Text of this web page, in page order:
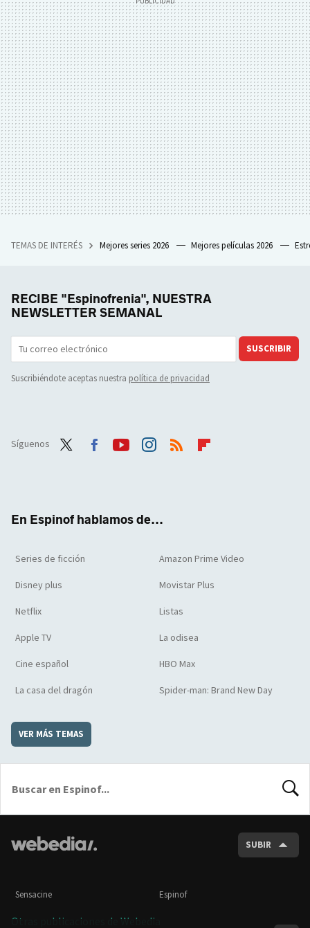
TEMAS DE INTERÉS Mejores series 2026 Mejores películas 2026
RECIBE "Espinofrenia", NUESTRA
NEWSLETTER SEMANAL
SUSCRIBIR
Suscribiéndote aceptas nuestra política de privacidad
Síguenos
En Espinof hablamos de...
Series de ficción Amazon Prime Video
Disney plus Movistar Plus
Netflix Listas
Apple TV La odisea
Cine español HBO Max
La casa del dragón Spider-man: Brand New Day
VER MÁS TEMAS
SUBIR
Sensacine Espinof
Otras publicaciones de Webedia